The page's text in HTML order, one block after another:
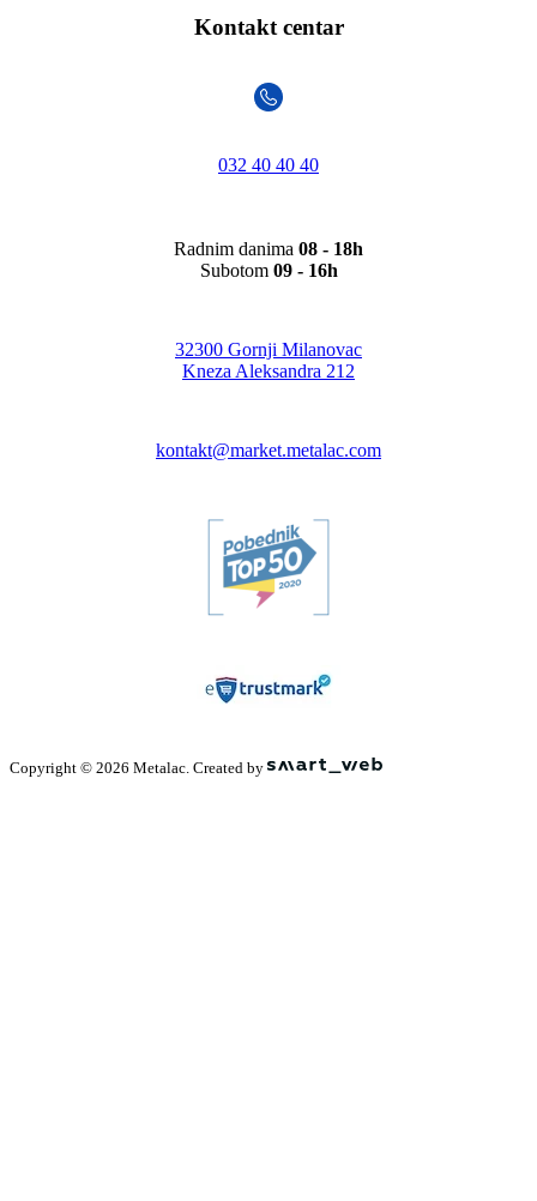
Kontakt centar
032 40 40 40
Radnim danima 08 - 18h
Subotom 09 - 16h
32300 Gornji Milanovac
Kneza Aleksandra 212
kontakt@market.metalac.com
Copyright © 2026 Metalac. Created by